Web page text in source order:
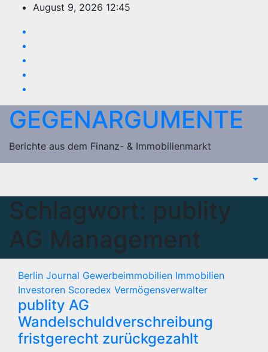
springen
August 9, 2026 12:45
GEGENARGUMENTE
Berichte aus dem Finanz- & Immobilienmarkt
Schlagwort: publity
AG Management
Berlin Journal Gewerbeimmobilien Immobilien
Investoren Scoredex Vermögensverwalter
publity AG
Wandelschuldverschreibung
fristgerecht zurückgezahlt